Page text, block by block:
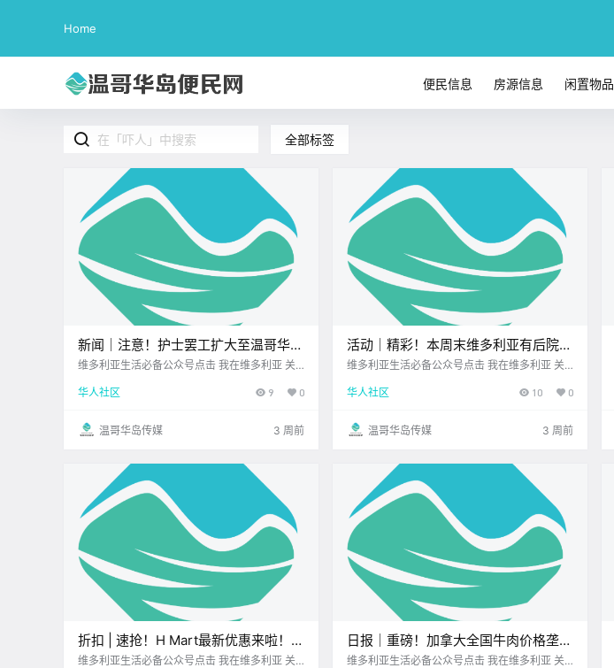
Home
便民信息 房源信息 闲置物品
全部标签
新闻｜注意！护士罢工扩大至温哥华
岛，这些医疗服务可能会延期！ 联邦
雇主被罚21万刀！
维多利亚生活必备公众号点击 我在维多利亚 关
利亚DT店北美最大亚洲超市 大家周五好呀~ 周
华人社区 9 0
温哥华岛传媒 3 周前
活动｜精彩！本周末维多利亚有后院音
乐节、户外表演节、牛仔节派对、复古
园会！
维多利亚生活必备公众号点击 我在维多利亚 关
顶级科创学校您值得信赖的地产经纪 维多利亚的
上 听一场免费的露天音乐会 还.
华人社区 10 0
温哥华岛传媒 3 周前
折扣 | 速抢！H Mart最新优惠来啦！
Walmart、Thrifty Foods、Fairway好
维多利亚生活必备公众号点击 我在维多利亚 关
日报｜重磅！加拿大全国牛肉价格垄断
案达成和解，涉案公司拟支付近800万
维多利亚生活必备公众号点击 我在维多利亚 关